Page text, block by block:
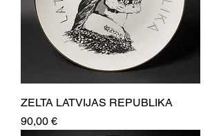
ZELTA LATVIJAS REPUBLIKA
Price
90,00 €